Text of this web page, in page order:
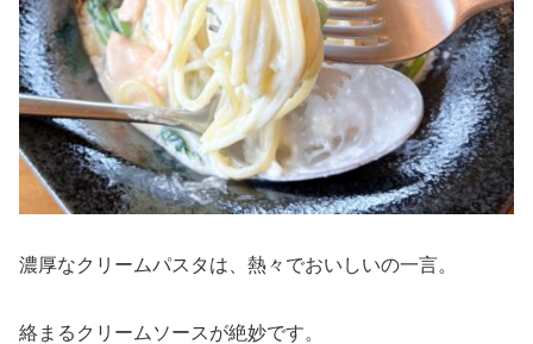
濃厚なクリームパスタは、熱々でおいしいの一言。
絡まるクリームソースが絶妙です。